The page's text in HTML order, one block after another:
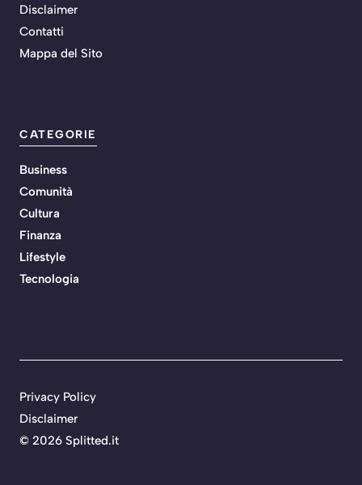
Disclaimer
Contatti
Mappa del Sito
CATEGORIE
Business
Comunità
Cultura
Finanza
Lifestyle
Tecnologia
© 2026 Splitted.it
Privacy Policy
Disclaimer